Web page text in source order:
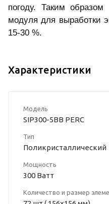
погоду. Таким образом
модуля для выработки
15-30 %.
Характеристики
Модель
SIP300-5BB PERC
Тип
Поликристаллический
Мощность
300 Ватт
Количество и размер